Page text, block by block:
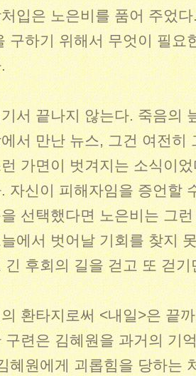
입은 노은비를 품어 주었
구하기 위해서 무엇이 필요
.
서 끝나지 않는다. 죽음의
서 만난 뉴스, 그건 여전히
가면이 벗겨지는 소식이
자신이 피해자임을 증언할
선택했다면 노은비는 그
에서 벗어날 기회를 찾지
긴 후회의 길을 걷고 또 걷
환타지로써 <내일>은 끝
구련은 김혜원을 과거의 기
혜원에게 괴롭힘을 당하는